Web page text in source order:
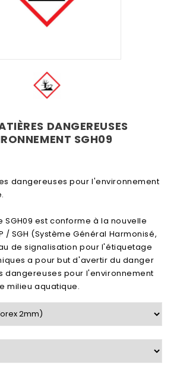
DANGEREUSES
SGH09
dangereuses pour l'environnement
est conforme à la nouvelle
/ SGH (Système Général Harmonisé,
de signalisation pour l'étiquetage
a pour but d'avertir du danger
dangereuses pour l'environnement
milieu aquatique.